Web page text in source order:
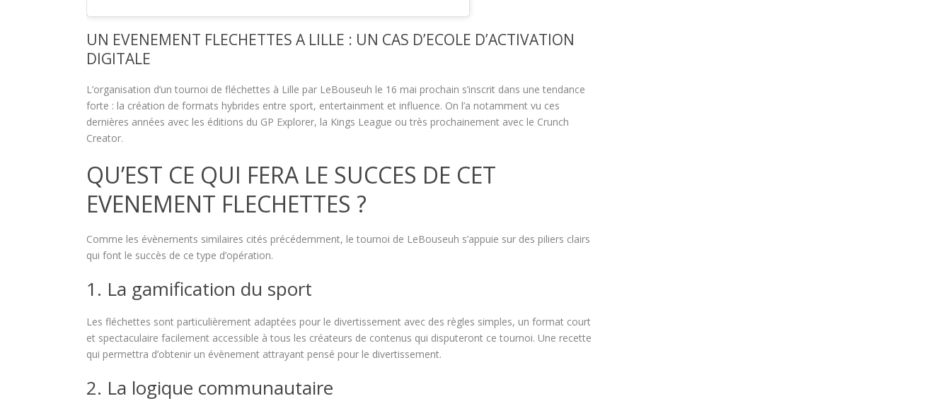
UN EVENEMENT FLECHETTES A LILLE : UN CAS D’ECOLE D’ACTIVATION
DIGITALE
L’organisation d’un tournoi de fléchettes à Lille par LeBouseuh le 16 mai prochain s’inscrit dans une tendance
forte : la création de formats hybrides entre sport, entertainment et influence. On l’a notamment vu ces
dernières années avec les éditions du GP Explorer, la Kings League ou très prochainement avec le Crunch
Creator.
QU’EST CE QUI FERA LE SUCCES DE CET
EVENEMENT FLECHETTES ?
Comme les évènements similaires cités précédemment, le tournoi de LeBouseuh s’appuie sur des piliers clairs
qui font le succès de ce type d’opération.
1. La gamification du sport
Les fléchettes sont particulièrement adaptées pour le divertissement avec des règles simples, un format court
et spectaculaire facilement accessible à tous les créateurs de contenus qui disputeront ce tournoi. Une recette
qui permettra d’obtenir un évènement attrayant pensé pour le divertissement.
2. La logique communautaire